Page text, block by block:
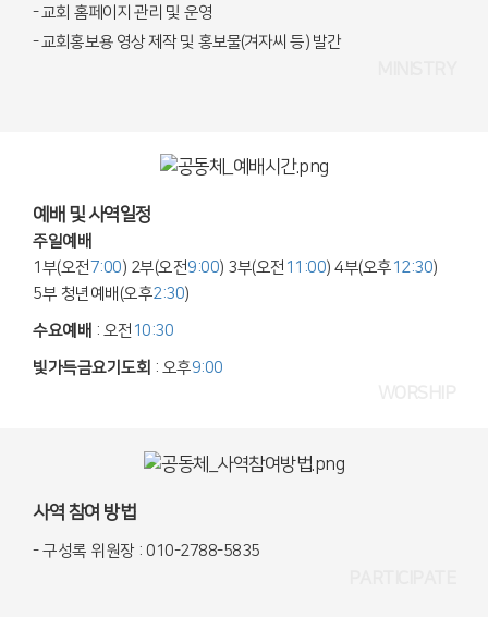
- 교회 홈페이지 관리 및 운영
- 교회홍보용 영상 제작 및 홍보물(겨자씨 등) 발간
예배 및 사역일정
주일예배
1부(오전7:00) 2부(오전9:00) 3부(오전 11:00) 4부(오후12:30)
5부 청년예배(오후2:30)
수요예배 : 오전 10:30
빛가득금요기도회 : 오후9:00
사역 참여 방법
- 구성록 위원장 : 010-2788-5835